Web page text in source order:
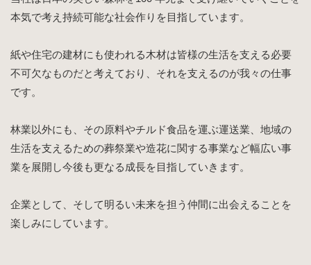
本気で考え持続可能な社会作りを目指しています。
紙や住宅の建材にも使われる木材は皆様の生活を支える必要
不可欠なものだと考えており、それを支えるのが我々の仕事
です。
林業以外にも、その原料やチルド食品を運ぶ運送業、地域の
生活を支えるための葬祭業や造花に関する事業など幅広い事
業を展開し今後も更なる成長を目指していきます。
企業として、そして明るい未来を担う仲間に出会えることを
楽しみにしています。